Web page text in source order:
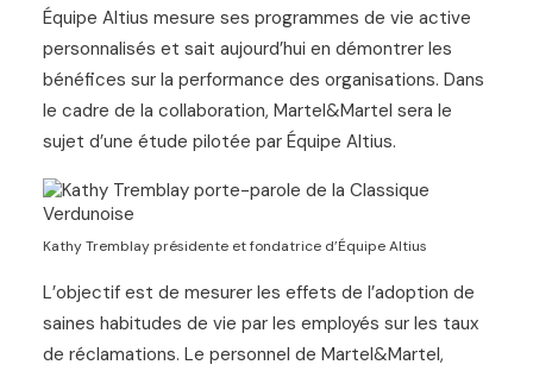
Équipe Altius mesure ses programmes de vie active
personnalisés et sait aujourd’hui en démontrer les
bénéfices sur la performance des organisations. Dans
le cadre de la collaboration, Martel&Martel sera le
sujet d’une étude pilotée par Équipe Altius.
Kathy Tremblay présidente et fondatrice d’Équipe Altius
L’objectif est de mesurer les effets de l’adoption de
saines habitudes de vie par les employés sur les taux
de réclamations. Le personnel de Martel&Martel,